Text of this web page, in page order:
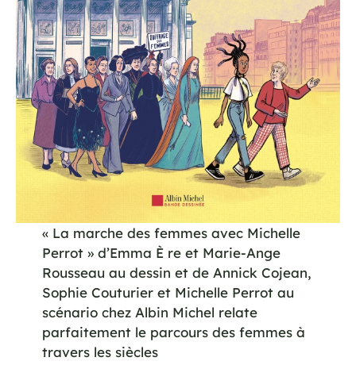
« La marche des femmes avec Michelle
Perrot » d’Emma È re et Marie-Ange
Rousseau au dessin et de Annick Cojean,
Sophie Couturier et Michelle Perrot au
scénario chez Albin Michel relate
parfaitement le parcours des femmes à
travers les siècles